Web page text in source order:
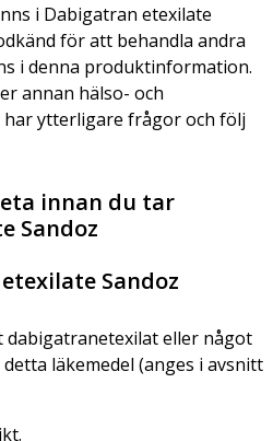
i Dabigatran etexilate
för att behandla andra
i denna produktinformation.
annan hälso- och
ytterligare frågor och följ
innan du tar
Sandoz
Sandoz
dabigatranetexilat eller något
läkemedel (anges i avsnitt